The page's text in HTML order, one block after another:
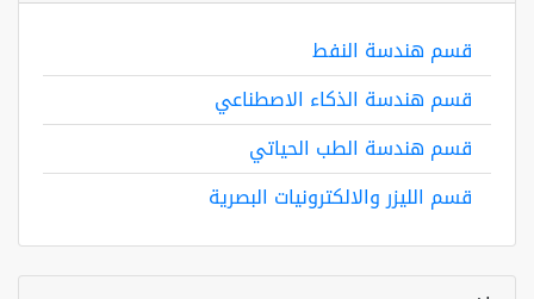
قسم هندسة النفط
قسم هندسة الذكاء الاصطناعي
قسم هندسة الطب الحياتي
قسم الليزر والالكترونيات البصرية